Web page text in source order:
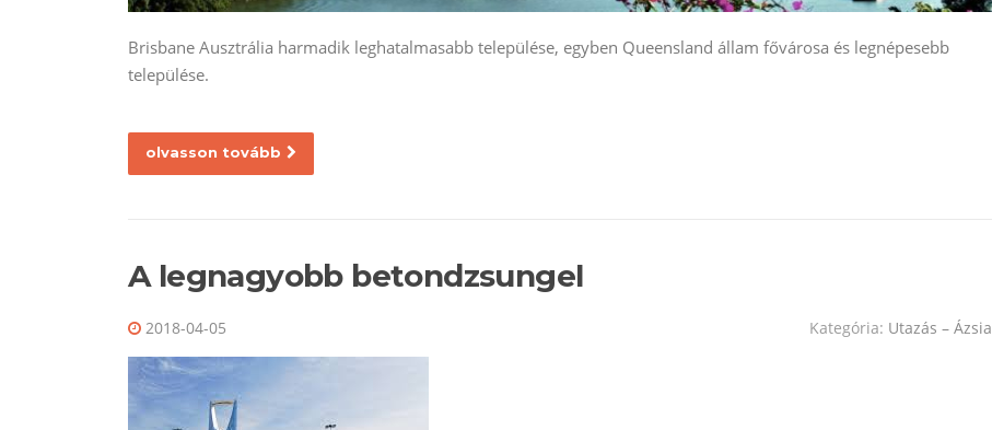
Brisbane Ausztrália harmadik leghatalmasabb települése, egyben Queensland állam fővárosa és legnépesebb
települése.
olvasson tovább
A legnagyobb betondzsungel
2018-04-05 Kategória: Utazás – Ázsia